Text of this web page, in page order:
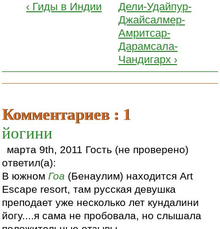
‹ Гиды в Индии
Дели-Удайпур-
Джайсалмер-
Амритсар-
Дарамсала-
Чандигарх ›
Комментариев : 1
йогини
марта 9th, 2011 Гость (не проверено)
ответил(а):
В южномГоа (Бенаулим) находится Art
Escape resort, там русская девушка
преподает уже несколько лет кундалини
йогу....я сама не пробовала, но слышала